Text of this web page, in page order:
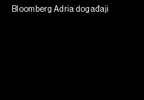
Bloomberg Adria događaji